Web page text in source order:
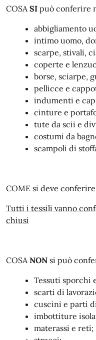
COSA SI può conferire
abbigliamento
intimo uomo,
scarpe, stivali,
coperte e
borse, sciarpe,
pellicce e
indumenti e
cinture e
tute da scii e
costumi da
scampoli di
COME si deve
Tutti i tessili vanno
chiusi
COSA NON si può
Tessuti sporchi
scarti di
cuscini e parti
imbottiture
materassi e reti;